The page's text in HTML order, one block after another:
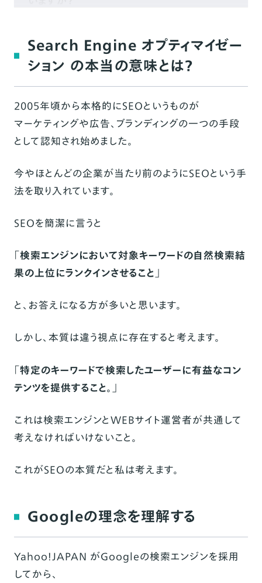
まとめ
Search Engine オプティマイゼー
ション の本当の意味とは？
2005年頃から本格的にSEOというものが
マーケティングや広告、ブランディングの一つの手段
として認知され始めました。
今やほとんどの企業が当たり前のようにSEOという手
法を取り入れています。
SEOを簡潔に言うと
「検索エンジンにおいて対象キーワードの自然検索結
果の上位にランクインさせること」
と、お答えになる方が多いと思います。
しかし、本質は違う視点に存在すると考えます。
「特定のキーワードで検索したユーザーに有益なコン
テンツを提供すること。」
これは検索エンジンとWEBサイト運営者が共通して
考えなければいけないこと。
これがSEOの本質だと私は考えます。
Googleの理念を理解する
Yahoo!JAPAN がGoogleの検索エンジンを採用
してから、